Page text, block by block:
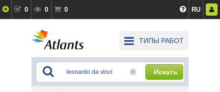
0 0 0 RU
ТИПЫ РАБОТ
Искать